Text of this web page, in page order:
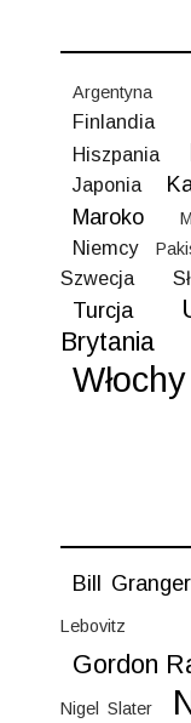
Argentyna
Finlandia
Hiszpania
Japonia
Maroko
Niemcy
Szwecja
Turcja
Brytania
Włochy
Bill Granger
Lebovitz
Gordon
Nigel Slater